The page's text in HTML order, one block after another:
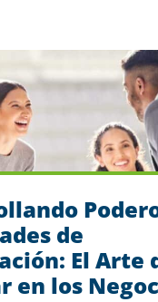
de
El Arte
en los